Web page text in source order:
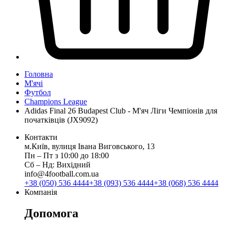
Головна
М'ячі
Футбол
Champions League
Adidas Final 26 Budapest Club - М'яч Ліги Чемпіонів для
початківців (JX9092)
Контакти
м.Київ, вулиця Івана Виговського, 13
Пн ‒ Пт з 10:00 до 18:00
Сб ‒ Нд: Вихідний
info@4football.com.ua
+38 (050) 536 4444+38 (093) 536 4444+38 (068) 536 4444
Компанія
Допомога